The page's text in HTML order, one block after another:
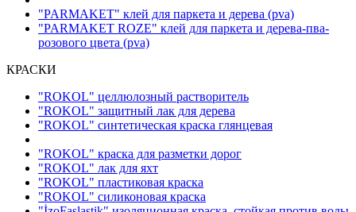
"PARMAKET" клей для паркета и дерева (pva)
"PARMAKET ROZE" клей для паркета и дерева-пва-
розового цвета (pva)
КРАСКИ
"ROKOL" целлюлозный растворитель
"ROKOL" защитный лак для дерева
"ROKOL" синтетическая краска глянцевая
"ROKOL" краска для разметки дорог
"ROKOL" лак для яхт
"ROKOL" пластиковая краска
"ROKOL" силиконовая краска